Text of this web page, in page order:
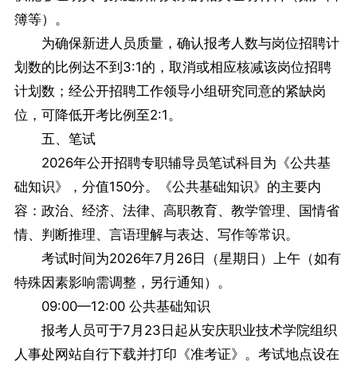
簿等）。
为确保新进人员质量，确认报考人数与岗位招聘计
划数的比例达不到3:1的，取消或相应核减该岗位招聘
计划数；经公开招聘工作领导小组研究同意的紧缺岗
位，可降低开考比例至2:1。
五、笔试
2026年公开招聘专职辅导员笔试科目为《公共基
础知识》，分值150分。《公共基础知识》的主要内
容：政治、经济、法律、高职教育、教学管理、国情省
情、判断推理、言语理解与表达、写作等常识。
考试时间为2026年7月26日（星期日）上午（如有
特殊因素影响需调整，另行通知）。
09:00—12:00 公共基础知识
报考人员可于7月23日起从安庆职业技术学院组织
人事处网站自行下载并打印《准考证》。考试地点设在